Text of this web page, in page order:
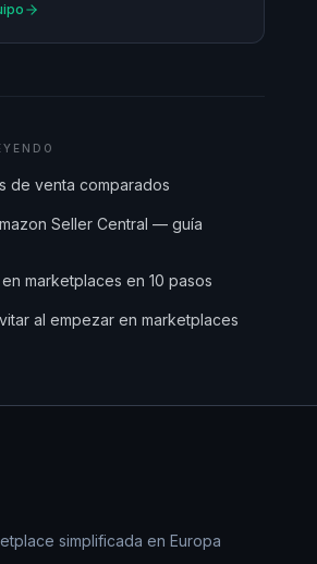
de venta comparados
Seller Central — guía
marketplaces en 10 pasos
al empezar en marketplaces
simplificada en Europa